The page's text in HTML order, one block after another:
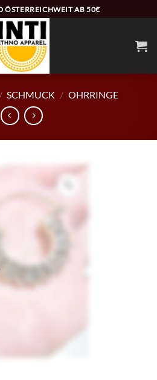
ÖSTERREICHWEIT AB 50€
/ SCHMUCK / OHRRINGE